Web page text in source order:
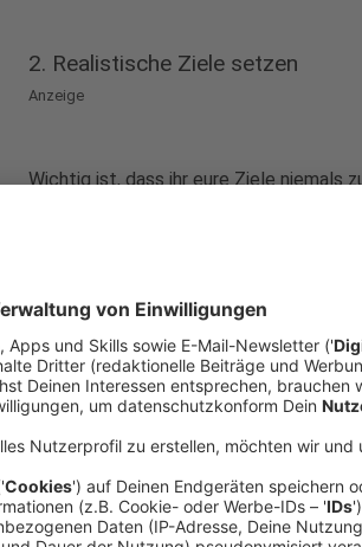
2. Realistische Ziele setzen
Anzeige
Wichtig ist, dass ihr eure Ziele niemals
sind größer, manche kleiner. Doch
zwingend notwendig, realistisch zu
Jahr für Jahr
sich selber sein, wenn er diese
Jahr immer wieder einen Teil des
Tages sein Ziel erreichen.
Anzeige
3. Konkret werden
Anzeige